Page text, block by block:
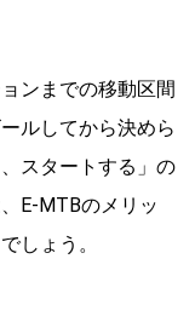
ンまでの移動区間
ルしてから決めら
スタートする」の
E-MTBのメリッ
しょう。